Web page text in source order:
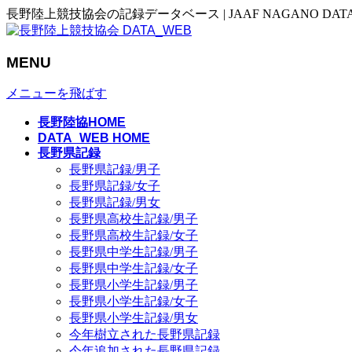
長野陸上競技協会の記録データベース | JAAF NAGANO
MENU
メニューを飛ばす
長野陸協HOME
DATA_WEB HOME
長野県記録
長野県記録/男子
長野県記録/女子
長野県記録/男女
長野県高校生記録/男子
長野県高校生記録/女子
長野県中学生記録/男子
長野県中学生記録/女子
長野県小学生記録/男子
長野県小学生記録/女子
長野県小学生記録/男女
今年樹立された長野県記録